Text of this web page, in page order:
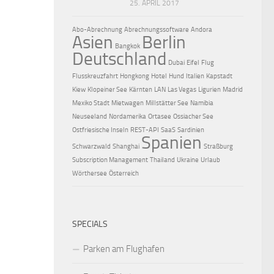
25. APRIL 2017
Abo-Abrechnung Abrechnungssoftware Andora
Asien Bangkok Berlin
Deutschland Dubai Eifel
Flug
Flusskreuzfahrt Hongkong Hotel Hund Italien Kapstadt
Kiew Klopeiner See Kärnten LAN Las Vegas Ligurien Madrid
Mexiko Stadt Mietwagen Millstätter See Namibia
Neuseeland Nordamerika Ortasee Ossiacher See
Ostfriesische Inseln REST-API SaaS Sardinien
Schwarzwald Shanghai Spanien Straßburg
Subscription Management Thailand Ukraine Urlaub
Wörthersee Österreich
SPECIALS
Parken am Flughafen